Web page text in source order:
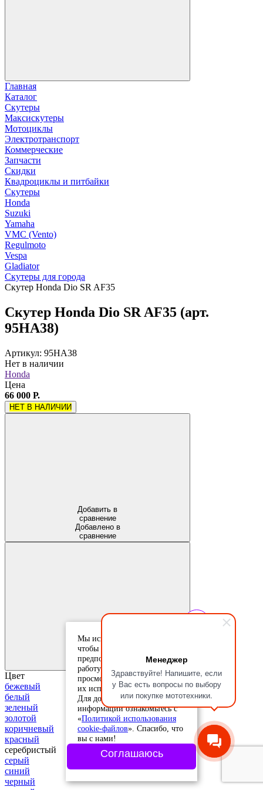
Менеджер
Здравствуйте! Напишите, если
у Вас есть вопросы по выбору
или покупке мототехники.
Главная
Каталог
Скутеры
Максискутеры
Мотоциклы
Электротранспорт
Коммерческие
Запчасти
Скидки
Квадроциклы и питбайки
Скутеры
Honda
Suzuki
Yamaha
VMC (Vento)
Regulmoto
Vespa
Gladiator
Скутеры для города
Скутер Honda Dio SR AF35
Скутер Honda Dio SR AF35 (арт.
95HA38)
Артикул: 95HA38
Нет в наличии
Honda
Цена
66 000 Р.
НЕТ В НАЛИЧИИ
Добавить в
сравнение
Добавлено в
сравнение
Добавить в
избранное
Добавлено в
избранное
Цвет
бежевый
белый
зеленый
золотой
коричневый
красный
серебристый
серый
синий
черный
Мы используем cookie-файлы,
чтобы учесть ваши
предпочтения и улучшить
работу сайта. Продолжая
просмотр, вы соглашаетесь с
их использованием.
Для дополнительной
информации ознакомьтесь с
«Политикой использования
cookie-файлов». Спасибо, что
вы с нами!
Соглашаюсь